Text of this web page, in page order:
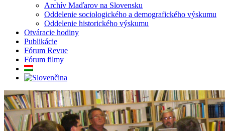
Archív Maďarov na Slovensku
Oddelenie sociologického a demografického výskumu
Oddelenie historického výskumu
Otváracie hodiny
Publikácie
Fórum Revue
Fórum filmy